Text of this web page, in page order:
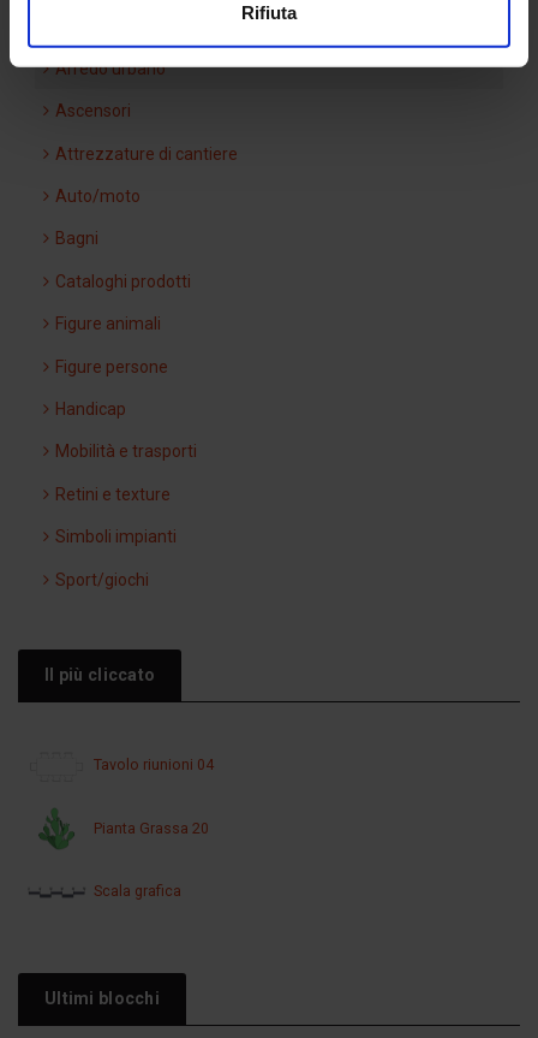
Rifiuta
Arredo urbano
Ascensori
Attrezzature di cantiere
Auto/moto
Bagni
Cataloghi prodotti
Figure animali
Figure persone
Handicap
Mobilità e trasporti
Retini e texture
Simboli impianti
Sport/giochi
Il più cliccato
Tavolo riunioni 04
Pianta Grassa 20
Scala grafica
Ultimi blocchi